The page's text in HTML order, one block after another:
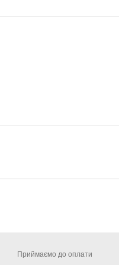
Приймаємо до оплати